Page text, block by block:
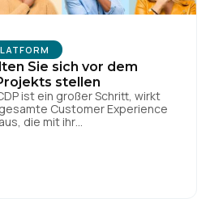
Sie sich vor dem
stellen
ist ein großer Schritt, wirkt
Customer Experience
die mit ihr
komplex, da es so viele
gibt. Um Ihnen bei dieser